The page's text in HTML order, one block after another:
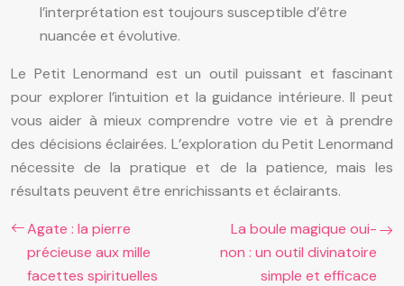
l’interprétation est toujours susceptible d’être
nuancée et évolutive.
Le Petit Lenormand est un outil puissant et fascinant
pour explorer l’intuition et la guidance intérieure. Il peut
vous aider à mieux comprendre votre vie et à prendre
des décisions éclairées. L’exploration du Petit Lenormand
nécessite de la pratique et de la patience, mais les
résultats peuvent être enrichissants et éclairants.
Agate : la pierre
précieuse aux mille
facettes spirituelles
La boule magique oui-
non : un outil divinatoire
simple et efficace